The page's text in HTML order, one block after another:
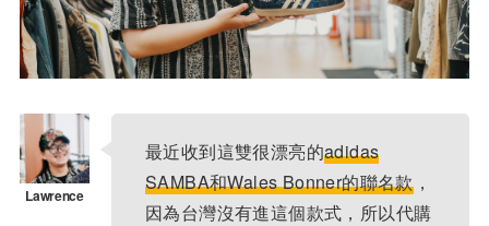
最近收到這雙很漂亮的adidas
SAMBA和Wales Bonner的聯名款，
因為台灣沒有進這個款式，所以代購